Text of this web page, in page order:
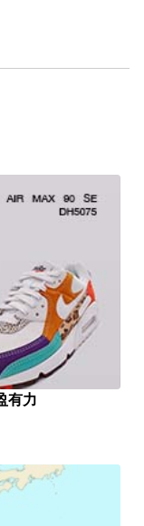
有力